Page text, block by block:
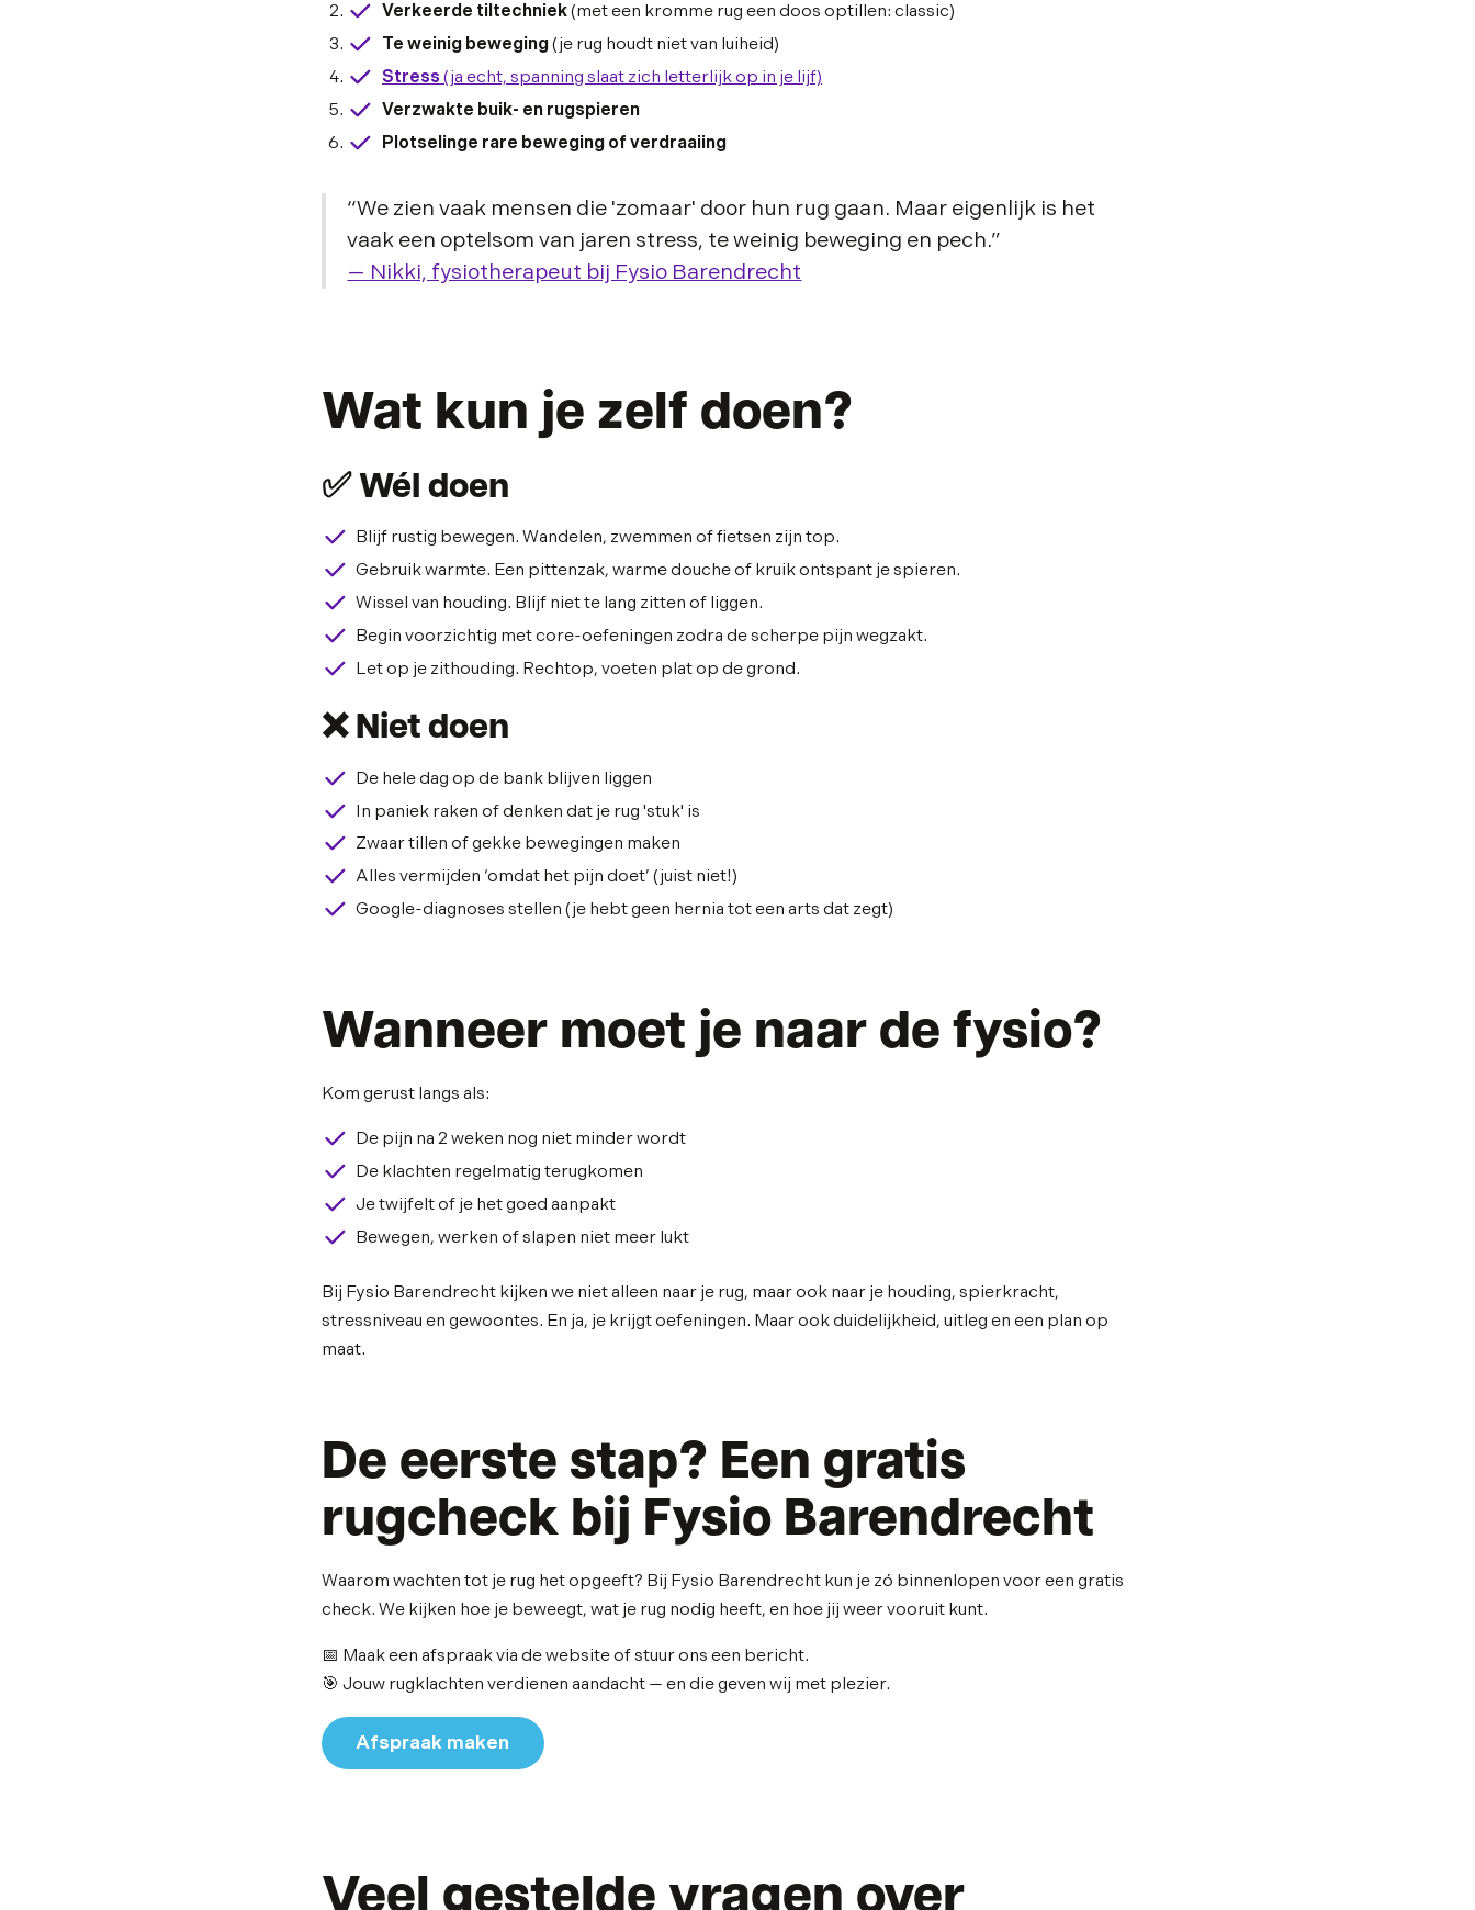
Verkeerde tiltechniek(met een kromme rug een doos optillen: classic)
Te weinig beweging(je rug houdt niet van luiheid)
Stress (ja echt, spanning slaat zich letterlijk op in je lijf)
Verzwakte buik- en rugspieren
Plotselinge rare beweging of verdraaiing
“We zien vaak mensen die 'zomaar' door hun rug gaan. Maar eigenlijk is het
vaak een optelsom van jaren stress, te weinig beweging en pech.”
— Nikki, fysiotherapeut bij Fysio Barendrecht
Wat kun je zelf doen?
✅ Wél doen
Blijf rustig bewegen. Wandelen, zwemmen of fietsen zijn top.
Gebruik warmte. Een pittenzak, warme douche of kruik ontspant je spieren.
Wissel van houding. Blijf niet te lang zitten of liggen.
Begin voorzichtig met core-oefeningen zodra de scherpe pijn wegzakt.
Let op je zithouding. Rechtop, voeten plat op de grond.
❌ Niet doen
De hele dag op de bank blijven liggen
In paniek raken of denken dat je rug 'stuk' is
Zwaar tillen of gekke bewegingen maken
Alles vermijden ‘omdat het pijn doet’ (juist niet!)
Google-diagnoses stellen (je hebt geen hernia tot een arts dat zegt)
Wanneer moet je naar de fysio?
Kom gerust langs als:
De pijn na 2 weken nog niet minder wordt
De klachten regelmatig terugkomen
Je twijfelt of je het goed aanpakt
Bewegen, werken of slapen niet meer lukt
Bij Fysio Barendrecht kijken we niet alleen naar je rug, maar ook naar je houding, spierkracht,
stressniveau en gewoontes. En ja, je krijgt oefeningen. Maar ook duidelijkheid, uitleg en een plan op
maat.
De eerste stap? Een gratis
rugcheck bij Fysio Barendrecht
Waarom wachten tot je rug het opgeeft? Bij Fysio Barendrecht kun je zó binnenlopen voor een gratis
check. We kijken hoe je beweegt, wat je rug nodig heeft, en hoe jij weer vooruit kunt.
📅 Maak een afspraak via de website of stuur ons een bericht.
🎯 Jouw rugklachten verdienen aandacht — en die geven wij met plezier.
Afspraak maken
Veel gestelde vragen over